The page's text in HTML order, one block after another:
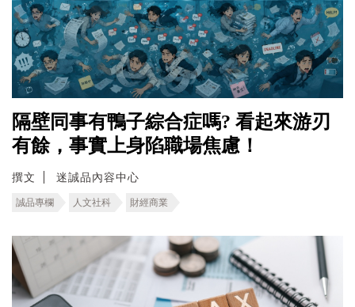
隔壁同事有鴨子綜合症嗎? 看起來游刃
有餘，事實上身陷職場焦慮！
撰文 迷誠品內容中心
誠品專欄 人文社科 財經商業